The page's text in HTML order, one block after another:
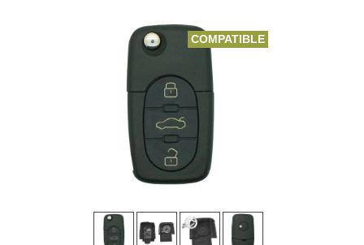
COMPATIBLE